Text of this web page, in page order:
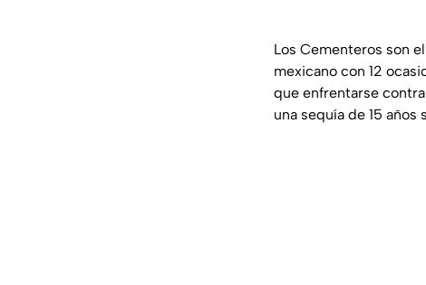
Los Cementeros son
mexicano con 12
que enfrentarse
una sequía de 15 años